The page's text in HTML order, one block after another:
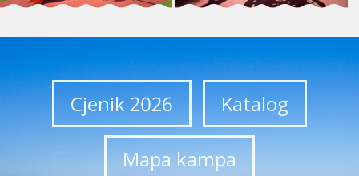
Cjenik 2026 Katalog
Mapa kampa